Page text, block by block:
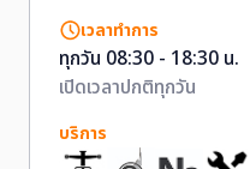
เวลาทำการ
ทุกวัน 08:30 - 18:30 น.
เปิดเวลาปกติทุกวัน
บริการ